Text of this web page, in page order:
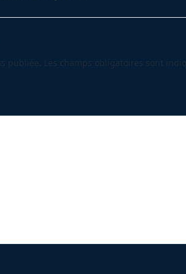
publiée. Les champs obligatoires sont